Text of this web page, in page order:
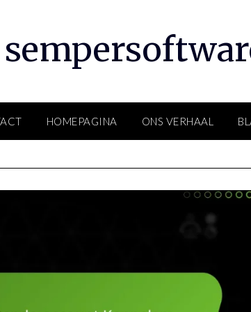
HOMEPAGINA ONS VERHAAL